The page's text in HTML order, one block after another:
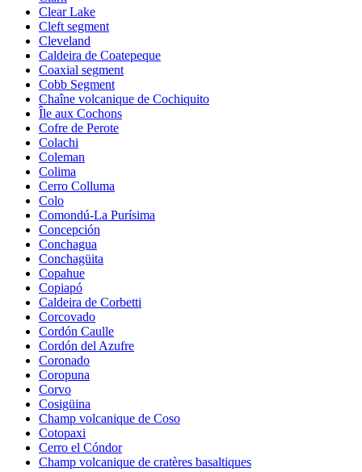
Clear Lake
Cleft segment
Cleveland
Caldeira de Coatepeque
Coaxial segment
Cobb Segment
Chaîne volcanique de Cochiquito
Île aux Cochons
Cofre de Perote
Colachi
Coleman
Colima
Cerro Colluma
Colo
Comondú-La Purísima
Concepción
Conchagua
Conchagüita
Copahue
Copiapó
Caldeira de Corbetti
Corcovado
Cordón Caulle
Cordón del Azufre
Coronado
Coropuna
Corvo
Cosigüina
Champ volcanique de Coso
Cotopaxi
Cerro el Cóndor
Champ volcanique de cratères basaltiques